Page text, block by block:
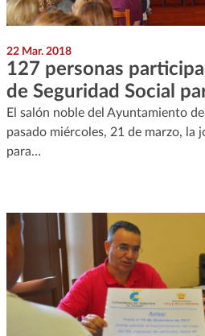
22 Mar. 2018
127 personas
de Seguridad Social
El salón noble del Ayuntamiento
pasado miércoles, 21 de marzo, la
para…